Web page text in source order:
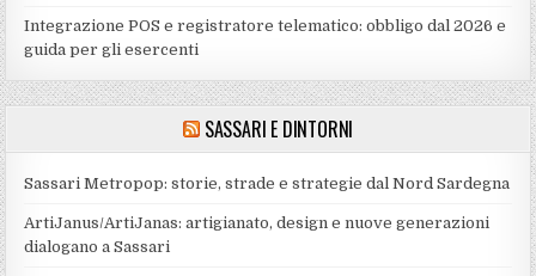
Integrazione POS e registratore telematico: obbligo dal 2026 e
guida per gli esercenti
SASSARI E DINTORNI
Sassari Metropop: storie, strade e strategie dal Nord Sardegna
ArtiJanus/ArtiJanas: artigianato, design e nuove generazioni
dialogano a Sassari